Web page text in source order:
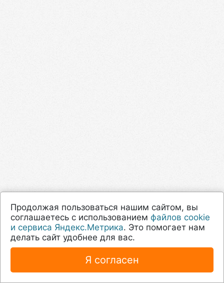
Продолжая пользоваться нашим сайтом, вы
соглашаетесь с использованием файлов cookie
и сервиса Яндекс.Метрика. Это помогает нам
делать сайт удобнее для вас.
Я согласен